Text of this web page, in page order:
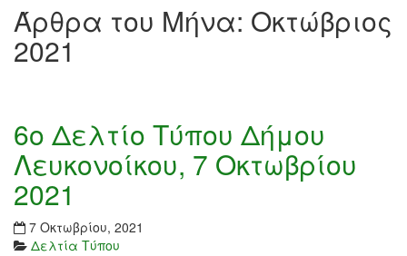
Άρθρα του Μήνα: Οκτώβριος
2021
6ο Δελτίο Τύπου Δήμου
Λευκονοίκου, 7 Οκτωβρίου
2021
7 Οκτωβρίου, 2021
Δελτία Τύπου